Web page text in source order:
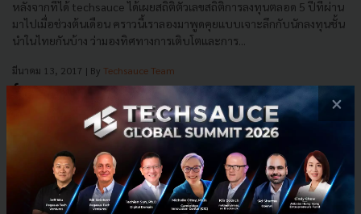
หลังจากที่ได้ techsauce ได้เผยสถิติตัวเลขสถิติการลงทุนตลอด 5 ปีที่ผ่าน
มาไปเมื่อช่วงต้นเดือน คราวนี้เราลองมาพูดคุยแบบเจาะลึกกับนักลงทุนชั้น
นำในไทยกันบ้าง ว่ามองทิศทางการเติบโตและการ...
มีนาคม 13, 2017 | By Techsauce Team
0
Startup Investment Venture Capital ×